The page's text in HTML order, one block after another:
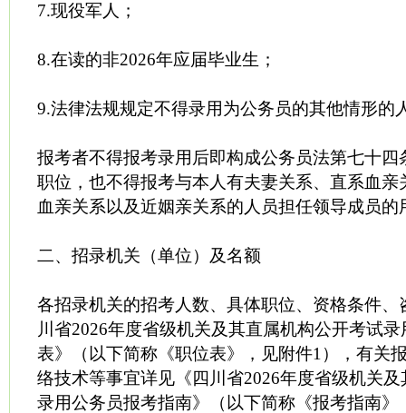
7.现役军人；
8.在读的非2026年应届毕业生；
9.法律法规规定不得录用为公务员的其他情形的
报考者不得报考录用后即构成公务员法第七十四
职位，也不得报考与本人有夫妻关系、直系血亲
血亲关系以及近姻亲关系的人员担任领导成员的
二、招录机关（单位）及名额
各招录机关的招考人数、具体职位、资格条件、
川省2026年度省级机关及其直属机构公开考试
表》（以下简称《职位表》，见附件1），有关
络技术等事宜详见《四川省2026年度省级机关
录用公务员报考指南》（以下简称《报考指南》